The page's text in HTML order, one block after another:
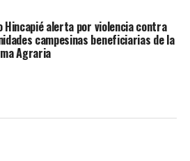
Hincapié alerta por violencia contra
campesinas beneficiarias de la
Agraria